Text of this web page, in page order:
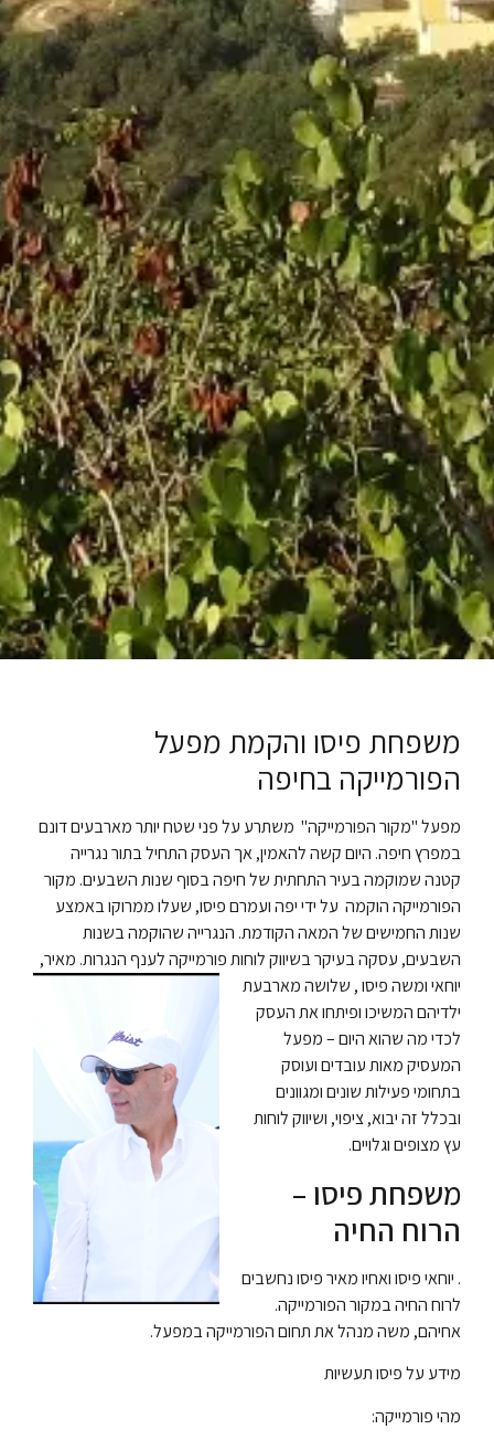
משפחת פיסו והקמת מפעל
הפורמייקה בחיפה
מפעל "מקור הפורמייקה" משתרע על פני שטח יותר מארבעים דונם
במפרץ חיפה. היום קשה להאמין, אך העסק התחיל בתור נגרייה
קטנה שמוקמה בעיר התחתית של חיפה בסוף שנות השבעים. מקור
הפורמייקה הוקמה על ידי יפה ועמרם פיסו, שעלו ממרוקו באמצע
שנות החמישים של המאה הקודמת. הנגרייה שהוקמה בשנות
השבעים, עסקה בעיקר בשיווק לוחות פורמייקה לענף הנגרות. מאיר,
יוחאי ומשה פיסו , שלושה מארבעת
ילדיהם המשיכו ופיתחו את העסק
לכדי מה שהוא היום – מפעל
המעסיק מאות עובדים ועוסק
בתחומי פעילות שונים ומגוונים
ובכלל זה יבוא, ציפוי, ושיווק לוחות
עץ מצופים וגלויים.
משפחת פיסו –
הרוח החיה
. יוחאי פיסו ואחיו מאיר פיסו נחשבים
לרוח החיה במקור הפורמייקה.
אחיהם, משה מנהל את תחום הפורמייקה במפעל.
מידע על פיסו תעשיות
מהי פורמייקה: